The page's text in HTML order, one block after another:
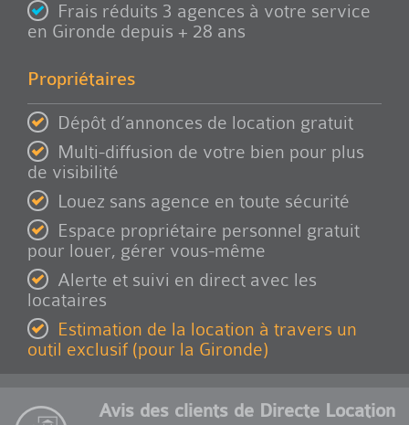
Frais réduits 3 agences à votre service
en Gironde depuis + 28 ans
Propriétaires
Dépôt d’annonces de location gratuit
Multi-diffusion de votre bien pour plus
de visibilité
Louez sans agence en toute sécurité
Espace propriétaire personnel gratuit
pour louer, gérer vous-même
Alerte et suivi en direct avec les
locataires
Estimation de la location à travers un
outil exclusif (pour la Gironde)
Avis des clients de Directe Location